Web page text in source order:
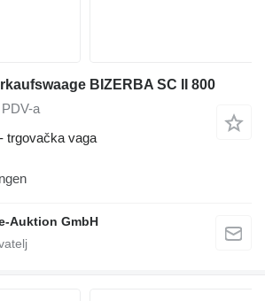
BIZERBA SC II 800
a
trgovačka vaga
Auktion GmbH